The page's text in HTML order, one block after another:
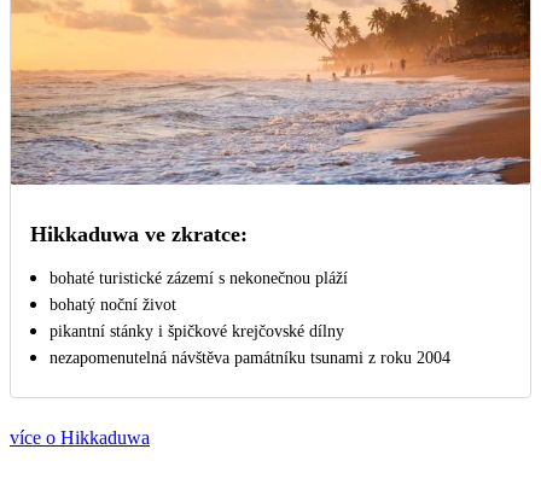
Hikkaduwa ve zkratce:
bohaté turistické zázemí s nekonečnou pláží
bohatý noční život
pikantní stánky i špičkové krejčovské dílny
nezapomenutelná návštěva památníku tsunami z roku 2004
více o Hikkaduwa